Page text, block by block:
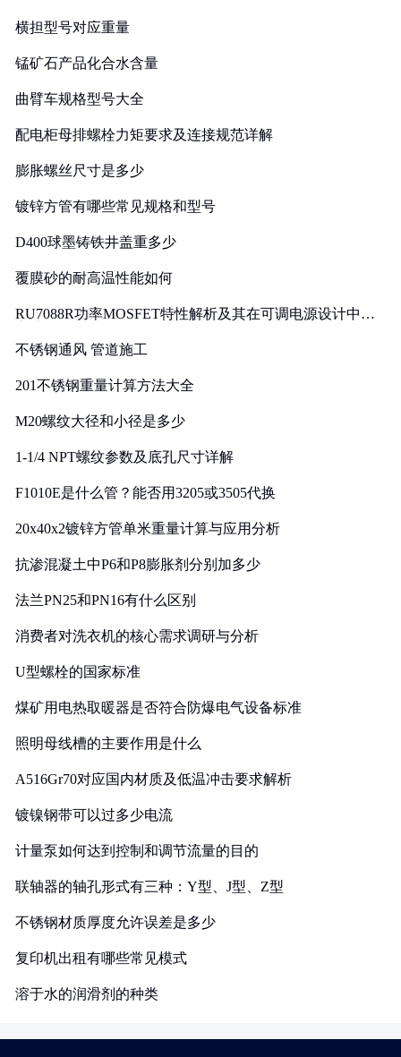
横担型号对应重量
锰矿石产品化合水含量
曲臂车规格型号大全
配电柜母排螺栓力矩要求及连接规范详解
膨胀螺丝尺寸是多少
镀锌方管有哪些常见规格和型号
D400球墨铸铁井盖重多少
覆膜砂的耐高温性能如何
RU7088R功率MOSFET特性解析及其在可调电源设计中的
不锈钢通风 管道施工
201不锈钢重量计算方法大全
M20螺纹大径和小径是多少
1-1/4 NPT螺纹参数及底孔尺寸详解
F1010E是什么管？能否用3205或3505代换
20x40x2镀锌方管单米重量计算与应用分析
抗渗混凝土中P6和P8膨胀剂分别加多少
法兰PN25和PN16有什么区别
消费者对洗衣机的核心需求调研与分析
U型螺栓的国家标准
煤矿用电热取暖器是否符合防爆电气设备标准
照明母线槽的主要作用是什么
A516Gr70对应国内材质及低温冲击要求解析
镀镍钢带可以过多少电流
计量泵如何达到控制和调节流量的目的
联轴器的轴孔形式有三种：Y型、J型、Z型
不锈钢材质厚度允许误差是多少
复印机出租有哪些常见模式
溶于水的润滑剂的种类